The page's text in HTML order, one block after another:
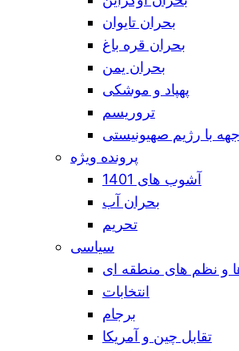
بحران تایوان
بحران قره باغ
بحران یمن
پهپاد و موشکی
تروریسم
با رژیم صهیونیستی
پرونده ویژه
آشوب های 1401
بحران آب
تحریم
سیاسی
و نظم های منطقه ای
انتخابات
برجام
تقابل چین و آمریکا